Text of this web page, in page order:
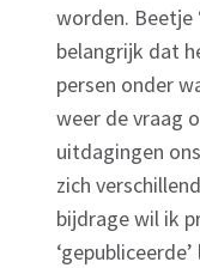
worden. Beetje
belangrijk dat
persen onder
weer de vraag
uitdagingen
zich
bijdrage wil ik